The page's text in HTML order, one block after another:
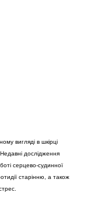
вигляді в шкірці
дослідження
серцево-судинної
старінню, а також